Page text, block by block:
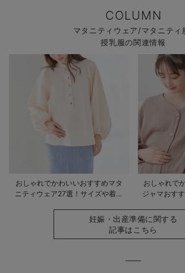
COLUMN
マタニティウェア/マタニティ
授乳服の関連情報
おしゃれでかわいいおすすめマタ
ニティウェア27選！サイズや着る
おしゃれで
ジャマおす
妊娠・出産準備に関する
記事はこちら